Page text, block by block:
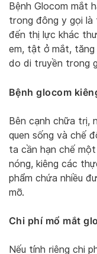
Bệnh Glocom mắt
trong đông y gọi là
đến thị lực khác
em, tật ở mắt,
do di truyền trong
Bệnh glocom
Bên cạnh chữa trị,
quen sống và chế
ta cần hạn chế
nóng, kiêng các
phẩm chứa nhiều
mỡ.
Chi phí mổ mắt
Nếu tính riêng chi